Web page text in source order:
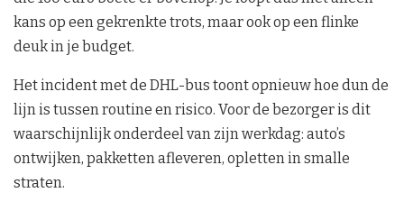
kans op een gekrenkte trots, maar ook op een flinke
deuk in je budget.
Het incident met de DHL-bus toont opnieuw hoe dun de
lijn is tussen routine en risico. Voor de bezorger is dit
waarschijnlijk onderdeel van zijn werkdag: auto’s
ontwijken, pakketten afleveren, opletten in smalle
straten.